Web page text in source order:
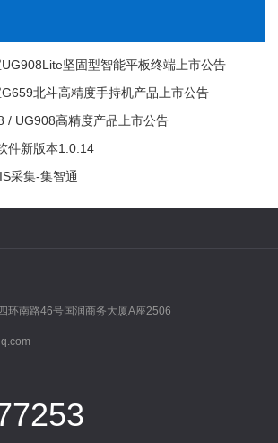
坚固型智能平板终端上市公告
北斗高精度手持机产品上市公告
/ UG908高精度产品上市公告
件新版本1.0.14
采集-集智通
环南路46号国润商务大厦A座2506